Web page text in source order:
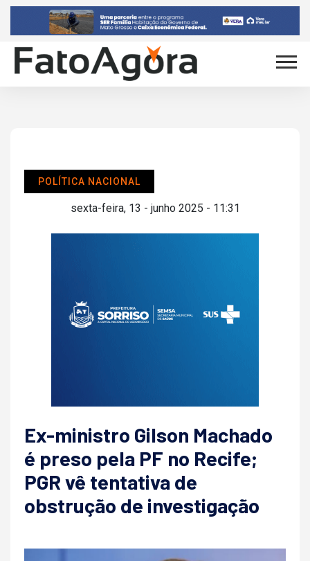
POLÍTICA NACIONAL
sexta-feira, 13 - junho 2025 - 11:31
Ex-ministro Gilson Machado
é preso pela PF no Recife;
PGR vê tentativa de
obstrução de investigação